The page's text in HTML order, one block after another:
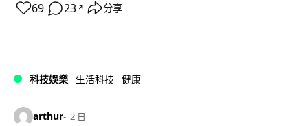
69 23 ↗ 分享
科技娛樂 生活科技 健康
arthur 2 日